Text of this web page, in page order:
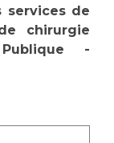
services de
chirurgie
-